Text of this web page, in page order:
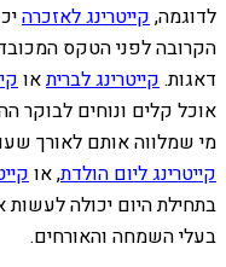
לדוגמה, קייטרינג לאזכרה
הקרובה לפני הטקס
דאגות. קייטרינג לבריתאו
אוכל קלים ונוחים לבוקר
מי שמלווה אותם לאורך
קייטרינג ליום הולדת, או
בתחילת היום יכולה
בעלי השמחה והאורחים.